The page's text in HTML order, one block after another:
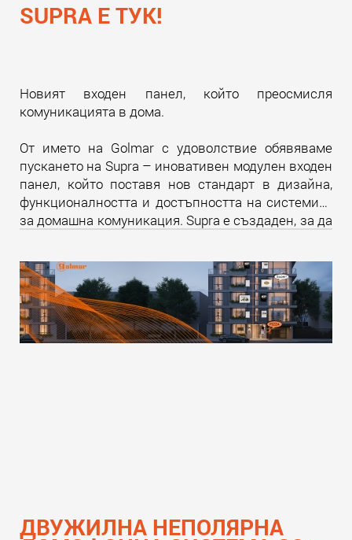
SUPRA Е ТУК!
Новият входен панел, който преосмисля
комуникацията в дома.
От името на Golmar с удоволствие обявяваме
пускането на Supra – иновативен модулен входен
панел, който поставя нов стандарт в дизайна,
функционалността и достъпността на системите
за домашна комуникация. Supra е създаден, за да
потребители, така и за професионалистите в
бранша.Прочети още
ДВУЖИЛНА НЕПОЛЯРНА